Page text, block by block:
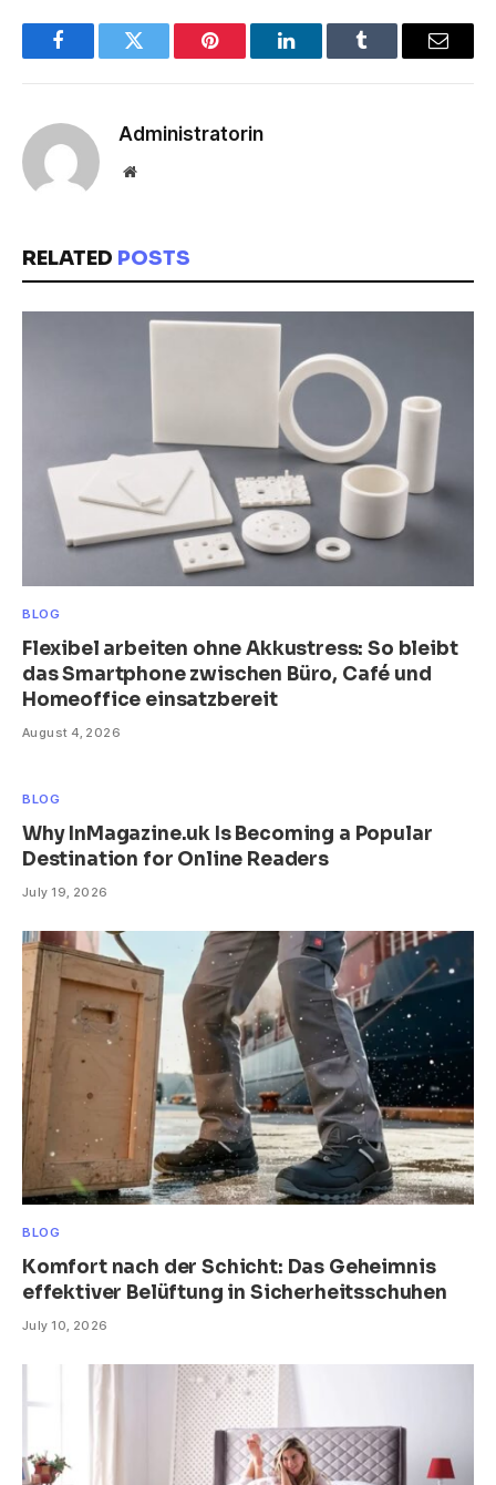
FacebookTwitter Pinterest LinkedInTumblr Email
Administratorin
Website
RELATED POSTS
BLOG
Flexibel arbeiten ohne Akkustress: So bleibt
das Smartphone zwischen Büro, Café und
Homeoffice einsatzbereit
August 4, 2026
BLOG
Why InMagazine.uk Is Becoming a Popular
Destination for Online Readers
July 19, 2026
BLOG
Komfort nach der Schicht: Das Geheimnis
effektiver Belüftung in Sicherheitsschuhen
July 10, 2026